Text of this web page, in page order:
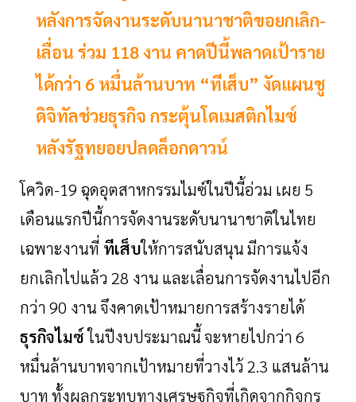
หลังการจัดงานระดับนานาชาติขอยกเลิก-
เลื่อน ร่วม 118 งาน คาดปีนี้พลาดเป้าราย
ได้กว่า 6 หมื่นล้านบาท “ทีเส็บ” งัดแผนชู
ดิจิทัลช่วยธุรกิจ กระตุ้นโดเมสติกไมซ์
หลังรัฐทยอยปลดล็อกดาวน์
โควิด-19 ฉุดอุตสาหกรรมไมซ์ในปีนี้อ่วม เผย 5
เดือนแรกปีนี้การจัดงานระดับนานาชาติในไทย
เฉพาะงานที่ ทีเส็บให้การสนับสนุนมีการแจ้ง
ยกเลิกไปแล้ว28 งาน และเลื่อนการจัดงานไปอีก
กว่า90 งานจึงคาดเป้าหมายการสร้างรายได้
ธุรกิจไมซ์ในปีงบประมาณนี้จะหายไปกว่า6
หมื่นล้านบาทจากเป้าหมายที่วางไว้2.3 แสนล้าน
บาททั้งผลกระทบทางเศรษฐกิจที่เกิดจากกิจกร